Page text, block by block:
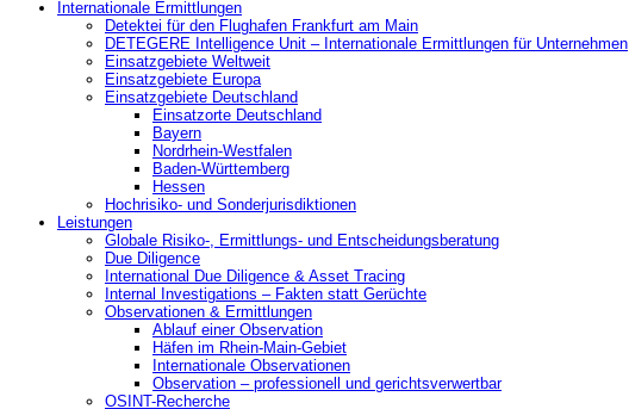
Internationale Ermittlungen
Detektei für den Flughafen Frankfurt am Main
DETEGERE Intelligence Unit – Internationale Ermittlungen für Unternehmen
Einsatzgebiete Weltweit
Einsatzgebiete Europa
Einsatzgebiete Deutschland
Einsatzorte Deutschland
Bayern
Nordrhein-Westfalen
Baden-Württemberg
Hessen
Hochrisiko- und Sonderjurisdiktionen
Leistungen
Globale Risiko-, Ermittlungs- und Entscheidungsberatung
Due Diligence
International Due Diligence & Asset Tracing
Internal Investigations – Fakten statt Gerüchte
Observationen & Ermittlungen
Ablauf einer Observation
Häfen im Rhein-Main-Gebiet
Internationale Observationen
Observation – professionell und gerichtsverwertbar
OSINT-Recherche